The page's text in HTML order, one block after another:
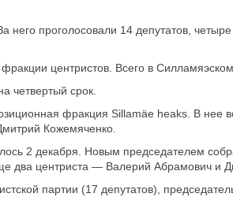
проголосовали 14 депутатов,
центристов. Всего в
четвертый срок.
фракция Sillamäe heaks. В нее
Кожемяченко.
2 декабря. Новым председателем
два центриста — Валерий Абрамович и
партии (17 депутатов),